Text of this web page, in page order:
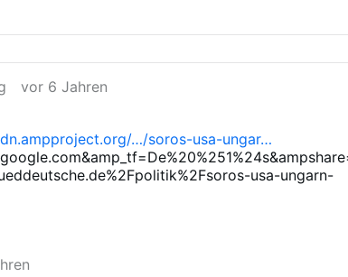
vor 6 Jahren
…/soros-usa-ungar…
usa-ungarn-